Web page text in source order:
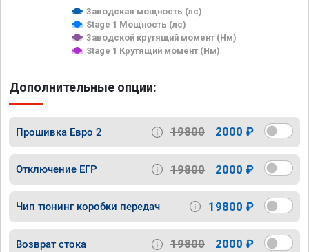
Заводская мощность (лс)
Stage 1 Мощность (лс)
Заводской крутящий момент (Нм)
Stage 1 Крутящий момент (Нм)
Дополнительные опции:
Прошивка Евро 2 19800 2000 ₽
Отключение ЕГР 19800 2000 ₽
Чип тюнинг коробки передач 19800 ₽
Возврат стока 19800 2000 ₽